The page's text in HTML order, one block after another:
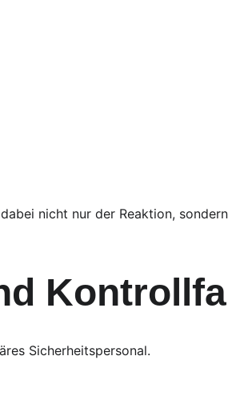
nicht nur der Reaktion,
Sicherheitspersonal.